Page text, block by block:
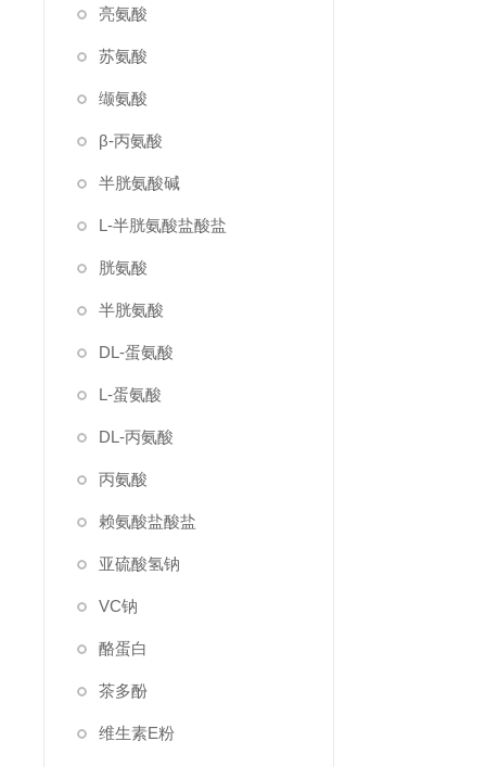
亮氨酸
苏氨酸
缬氨酸
β-丙氨酸
半胱氨酸碱
L-半胱氨酸盐酸盐
胱氨酸
半胱氨酸
DL-蛋氨酸
L-蛋氨酸
DL-丙氨酸
丙氨酸
赖氨酸盐酸盐
亚硫酸氢钠
VC钠
酪蛋白
茶多酚
维生素E粉